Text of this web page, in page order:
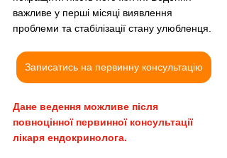
важливе у перші місяці виявлення
проблеми та стабілізації стану улюбленця.
Записатись на первинну консультацію
Дане ведення можливе після
повноцінної первинної консультації
лікаря ендокринолога.